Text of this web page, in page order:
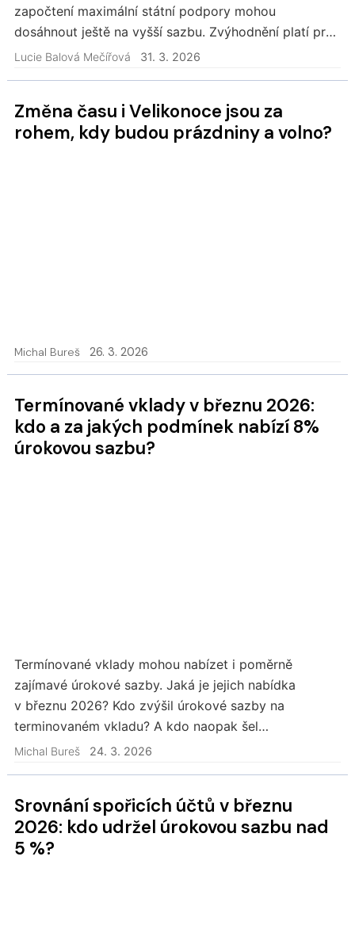
započtení maximální státní podpory mohou
dosáhnout ještě na vyšší sazbu. Zvýhodnění platí pro
nově uzavřené smlouvy, ale i pro klienty, kteří již…
Lucie Balová Mečířová 31. 3. 2026
Změna času i Velikonoce jsou za
rohem, kdy budou prázdniny a volno?
Michal Bureš 26. 3. 2026
Termínované vklady v březnu 2026:
kdo a za jakých podmínek nabízí 8%
úrokovou sazbu?
Termínované vklady mohou nabízet i poměrně
zajímavé úrokové sazby. Jaká je jejich nabídka
v březnu 2026? Kdo zvýšil úrokové sazby na
terminovaném vkladu? A kdo naopak šel
s úroky dolů?
Michal Bureš 24. 3. 2026
Srovnání spořicích účtů v březnu
2026: kdo udržel úrokovou sazbu nad
5 %?